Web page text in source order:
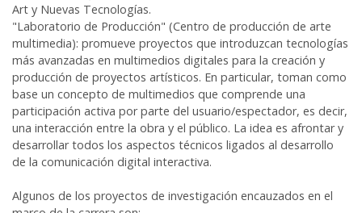
Art y Nuevas Tecnologías.
"Laboratorio de Producción" (Centro de producción de arte
multimedia): promueve proyectos que introduzcan tecnologías
más avanzadas en multimedios digitales para la creación y
producción de proyectos artísticos. En particular, toman como
base un concepto de multimedios que comprende una
participación activa por parte del usuario/espectador, es decir,
una interacción entre la obra y el público. La idea es afrontar y
desarrollar todos los aspectos técnicos ligados al desarrollo
de la comunicación digital interactiva.
Algunos de los proyectos de investigación encauzados en el